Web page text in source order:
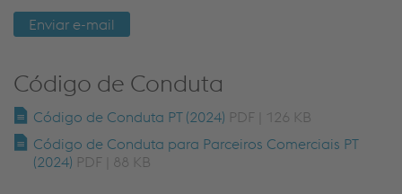
Enviar e-mail
Código de Conduta
Código de Conduta PT (2024) PDF | 126 KB
Código de Conduta para Parceiros Comerciais PT
(2024) PDF | 88 KB